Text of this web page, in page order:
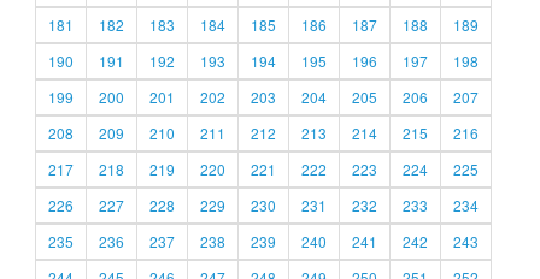
181
182 183 184 185 186 187 188
189
190
191 192 193 194 195 196 197
198
199
200 201 202 203 204 205 206
207
208
209 210 211 212 213 214 215
216
217
218 219 220 221 222 223 224
225
226
227 228 229 230 231 232 233
234
235
236 237 238 239 240 241 242
243